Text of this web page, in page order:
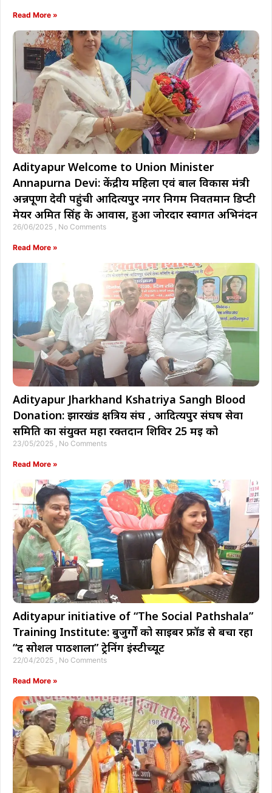
Read More »
Adityapur Welcome to Union Minister
Annapurna Devi: केंद्रीय महिला एवं बाल विकास मंत्री
अन्नपूर्णा देवी पहुंची आदित्यपुर नगर निगम निवर्तमान डिप्टी
मेयर अमित सिंह के आवास, हुआ जोरदार स्वागत अभिनंदन
26/06/2025 No Comments
Read More »
Adityapur Jharkhand Kshatriya Sangh Blood
Donation: झारखंड क्षत्रिय संघ , आदित्यपुर संघर्ष सेवा
समिति का संयुक्त महा रक्तदान शिविर 25 मई को
23/05/2025 No Comments
Read More »
Adityapur initiative of “The Social Pathshala”
Training Institute: बुजुर्गों को साईबर फ्रॉड से बचा रहा
“द सोशल पाठशाला” ट्रेनिंग इंस्टीच्यूट
22/04/2025 No Comments
Read More »